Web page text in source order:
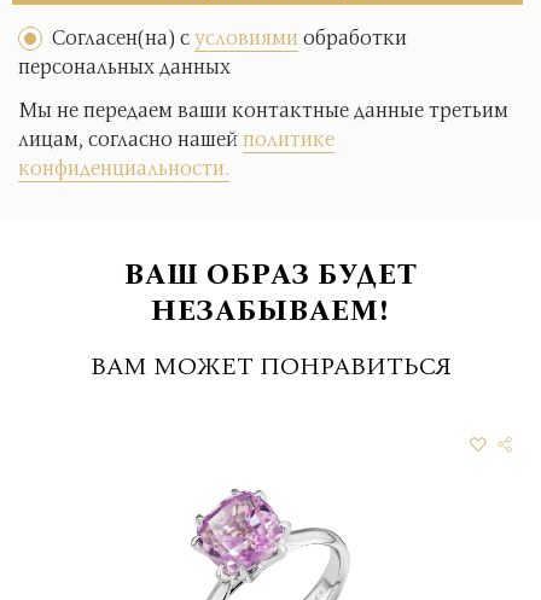
Согласен(на) сусловиямиобработки
персональных данных
Мы не передаем ваши контактные данные третьим
лицам, согласно нашейполитике
конфиденциальности.
ВАШ ОБРАЗ БУДЕТ
НЕЗАБЫВАЕМ!
ВАМ МОЖЕТ ПОНРАВИТЬСЯ